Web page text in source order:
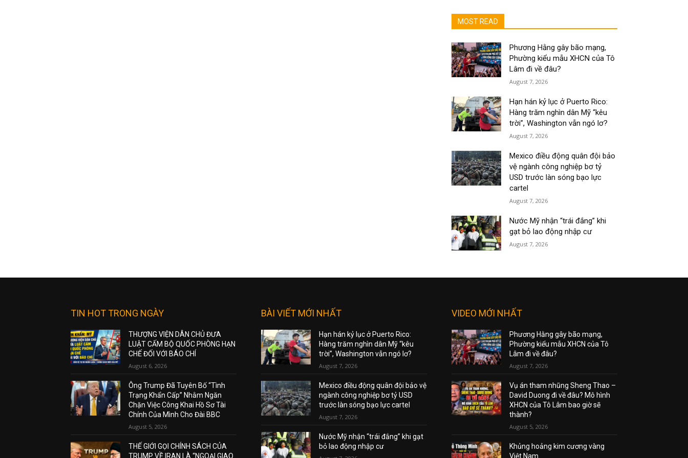
MOST READ
Phương Hằng gây bão mạng,
Phường kiểu mẫu XHCN của Tô
Lâm đi về đâu?
August 7, 2026
Hạn hán kỷ lục ở Puerto Rico:
Hàng trăm nghìn dân Mỹ “kêu
trời”, Washington vẫn ngó lơ?
August 7, 2026
Mexico điều động quân đội bảo
vệ ngành công nghiệp bơ tỷ
USD trước làn sóng bạo lực
cartel
August 7, 2026
Nước Mỹ nhận “trái đắng” khi
gạt bỏ lao động nhập cư
August 7, 2026
TIN HOT TRONG NGÀY
THƯỢNG VIỆN DÂN CHỦ ĐƯA
LUẬT CẤM BỘ QUỐC PHÒNG HẠN
CHẾ ĐỐI VỚI BÁO CHÍ
August 6, 2026
Ông Trump Đã Tuyên Bố “Tình
Trạng Khẩn Cấp” Nhằm Ngăn
Chặn Việc Công Khai Hồ Sơ Tài
Chính Của Mình Cho Đài BBC
August 5, 2026
THẾ GIỚI GỌI CHÍNH SÁCH CỦA
TRUMP VỀ IRAN LÀ “NGOẠI GIAO
BÀI VIẾT MỚI NHẤT
Hạn hán kỷ lục ở Puerto Rico:
Hàng trăm nghìn dân Mỹ “kêu
trời”, Washington vẫn ngó lơ?
August 7, 2026
Mexico điều động quân đội bảo vệ
ngành công nghiệp bơ tỷ USD
trước làn sóng bạo lực cartel
August 7, 2026
Nước Mỹ nhận “trái đắng” khi gạt
bỏ lao động nhập cư
VIDEO MỚI NHẤT
Phương Hằng gây bão mạng,
Phường kiểu mẫu XHCN của Tô
Lâm đi về đâu?
August 7, 2026
Vụ án tham nhũng Sheng Thao –
David Duong đi về đâu? Mô hình
XHCN của Tô Lâm bao giờ sẽ
thành?
August 5, 2026
Khủng hoảng kim cương vàng
Việt Nam